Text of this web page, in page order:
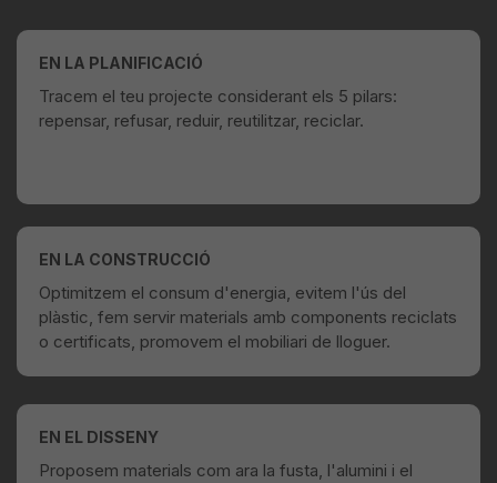
EN LA PLANIFICACIÓ
Tracem el teu projecte considerant els 5 pilars:
repensar, refusar, reduir, reutilitzar, reciclar.
EN LA CONSTRUCCIÓ
Optimitzem el consum d'energia, evitem l'ús del
plàstic, fem servir materials amb components reciclats
o certificats, promovem el mobiliari de lloguer.
EN EL DISSENY
Proposem materials com ara la fusta, l'alumini i el